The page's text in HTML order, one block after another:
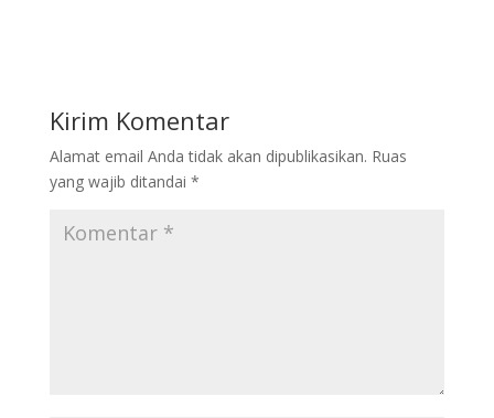
Kirim Komentar
Alamat email Anda tidak akan dipublikasikan. Ruas
yang wajib ditandai *